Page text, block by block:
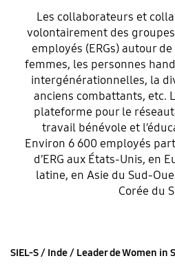
Les collaborateurs et
volontairement des
employés (ERGs) autour
femmes, les personnes
intergénérationnelles, la
anciens combattants, etc.
plateforme pour le
travail bénévole et
Environ 6 600 employés
d’ERG aux États-Unis, en
latine, en Asie du Sud-
Corée du
SIEL-S / Inde / Leader de Women in